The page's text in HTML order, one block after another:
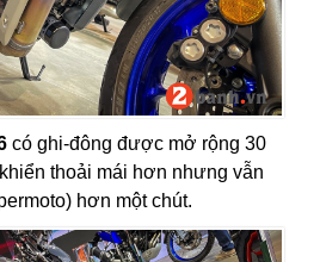
có ghi-đông được mở rộng 30
thoải mái hơn nhưng vẫn
hơn một chút.